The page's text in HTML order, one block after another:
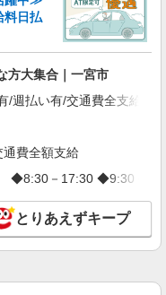
1600円（資格・経験によ
〜1800円（資格・経験によ
可能です。詳しくは面談
詳細を見る
人間関係に悩まない職
＜日払い有/週払い有/交
含む)＞
料日払
方大集合｜一宮市
週払い有/交通費全支給(ガ
費全額支給
◆8:30－17:30 ◆9:30－
とりあえずキープ